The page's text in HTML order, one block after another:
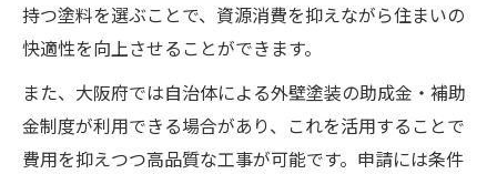
持つ塗料を選ぶことで、資源消費を抑えながら住まいの
快適性を向上させることができます。
また、大阪府では自治体による外壁塗装の助成金・補助
金制度が利用できる場合があり、これを活用することで
費用を抑えつつ高品質な工事が可能です。申請には条件